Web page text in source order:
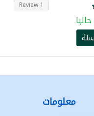
1 Review
معلومات